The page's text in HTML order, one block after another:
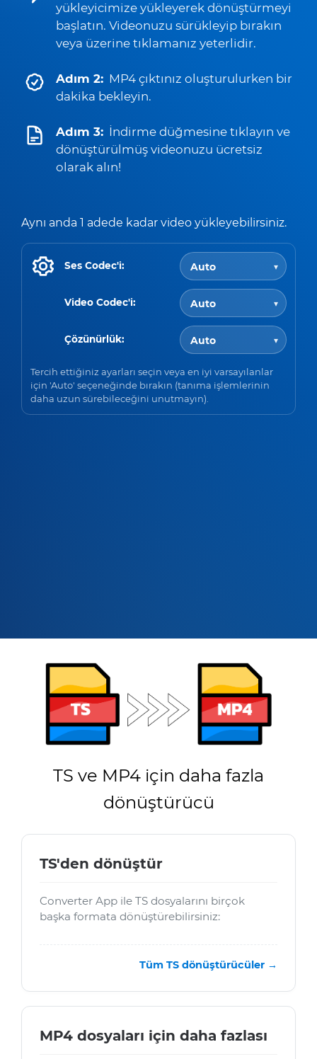
yükleyicimize yükleyerek dönüştürmeyi
başlatın. Videonuzu sürükleyip bırakın
veya üzerine tıklamanız yeterlidir.
Adım 2: MP4 çıktınız oluşturulurken bir
dakika bekleyin.
Adım 3: İndirme düğmesine tıklayın ve
dönüştürülmüş videonuzu ücretsiz
olarak alın!
Aynı anda 1 adede kadar video yükleyebilirsiniz.
Ses Codec'i:
Video Codec'i:
Çözünürlük:
Tercih ettiğiniz ayarları seçin veya en iyi varsayılanlar
için 'Auto' seçeneğinde bırakın (tanıma işlemlerinin
daha uzun sürebileceğini unutmayın).
TS ve MP4 için daha fazla
dönüştürücü
TS'den dönüştür
Converter App ile TS dosyalarını birçok
başka formata dönüştürebilirsiniz:
Tüm TS dönüştürücüler →
MP4 dosyaları için daha fazlası